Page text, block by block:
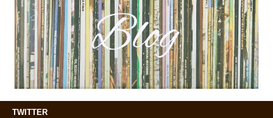
TWITTER